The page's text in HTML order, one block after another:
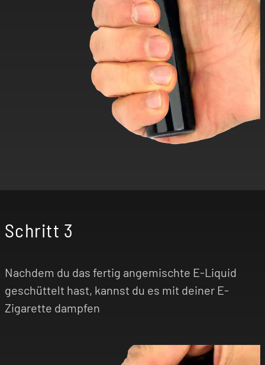
Schritt 3
Nachdem du das fertig angemischte E-Liquid
geschüttelt hast, kannst du es mit deiner E-
Zigarette dampfen